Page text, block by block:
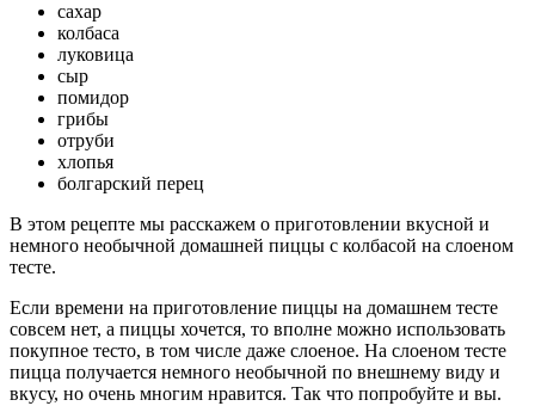
сахар
колбаса
луковица
сыр
помидор
грибы
отруби
хлопья
болгарский перец
В этом рецепте мы расскажем о приготовлении вкусной и
немного необычной домашней пиццы с колбасой на слоеном
тесте.
Если времени на приготовление пиццы на домашнем тесте
совсем нет, а пиццы хочется, то вполне можно использовать
покупное тесто, в том числе даже слоеное. На слоеном тесте
пицца получается немного необычной по внешнему виду и
вкусу, но очень многим нравится. Так что попробуйте и вы.